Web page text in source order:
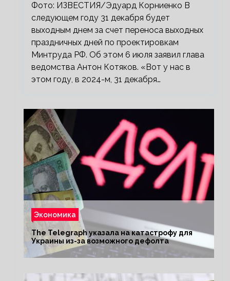
Фото: ИЗВЕСТИЯ/Эдуард Корниенко В
следующем году 31 декабря будет
выходным днем за счет переноса выходных
праздничных дней по проектировкам
Минтруда РФ. Об этом 6 июля заявил глава
ведомства Антон Котяков. «Вот у нас в
этом году, в 2024-м, 31 декабря…
Экономика
The Telegraph указала на катастрофу для
Украины из-за возможного дефолта